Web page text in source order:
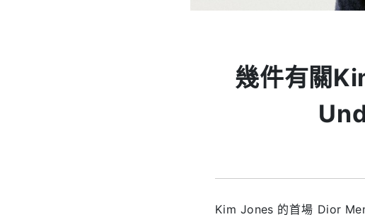
幾件有關
Kim Jones 的首場 Dior